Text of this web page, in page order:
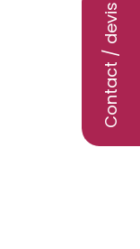
Contact / devis